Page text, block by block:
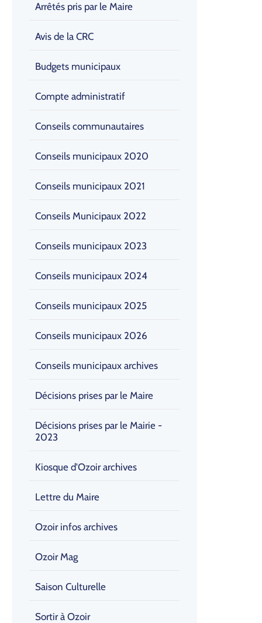
Arrêtés pris par le Maire
Avis de la CRC
Budgets municipaux
Compte administratif
Conseils communautaires
Conseils municipaux 2020
Conseils municipaux 2021
Conseils Municipaux 2022
Conseils municipaux 2023
Conseils municipaux 2024
Conseils municipaux 2025
Conseils municipaux 2026
Conseils municipaux archives
Décisions prises par le Maire
Décisions prises par le Mairie -
2023
Kiosque d'Ozoir archives
Lettre du Maire
Ozoir infos archives
Ozoir Mag
Saison Culturelle
Sortir à Ozoir